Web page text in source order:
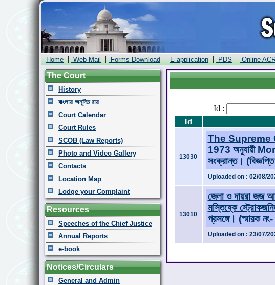
Home | Web Mail | Forms Download | E-application | PDS | Online
The Court
History
বাংলায় অনূদিত রায়
Court Calendar
Court Rules
SCOB (Law Reports)
Photo and Video Gallery
Contacts
Location Map
Lodge your Complaint
Resources
Speeches of the Chief Justice
Annual Reports
e-book
Notices/Circulars
General and Admin
Id :
Id
13030
The Supreme
1973 অনুযায়ী
সংক্রান্ত।
Uploaded on : 02/08/
13010
জেলা ও দায়রা জজ
মস্তিষ্কে
প্রসঙ্গে। (স্মারক
Uploaded on : 23/07/